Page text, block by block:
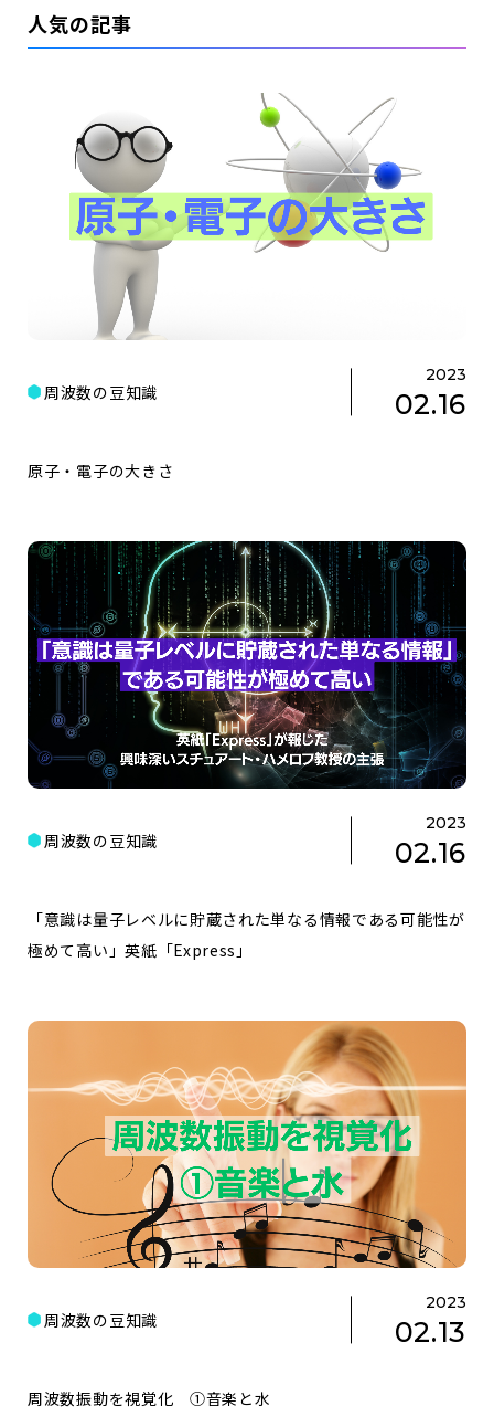
人気の記事
周波数の豆知識
2023
02.16
原子・電子の大きさ
周波数の豆知識
2023
02.16
「意識は量子レベルに貯蔵された単なる情報である可能性が
極めて高い」英紙「Express」
周波数の豆知識
2023
02.13
周波数振動を視覚化 ①音楽と水